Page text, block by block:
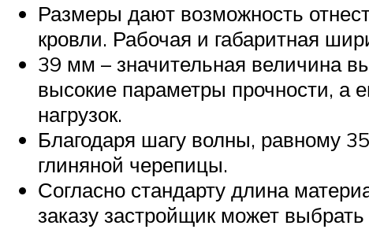
Размеры дают возможность
кровли. Рабочая и габаритная
39 мм – значительная величина
высокие параметры прочности, а
нагрузок.
Благодаря шагу волны, равному
глиняной черепицы.
Согласно стандарту длина
заказу застройщик может